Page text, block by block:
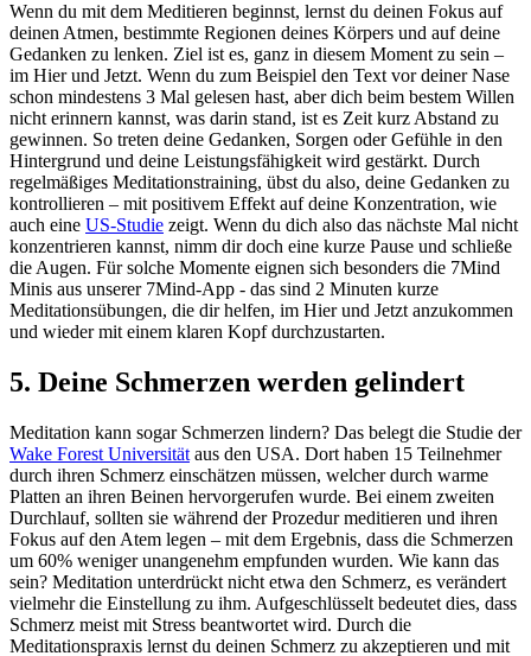
Wenn du mit dem Meditieren beginnst, lernst du deinen Fokus auf
deinen Atmen, bestimmte Regionen deines Körpers und auf deine
Gedanken zu lenken. Ziel ist es, ganz in diesem Moment zu sein –
im Hier und Jetzt. Wenn du zum Beispiel den Text vor deiner Nase
schon mindestens 3 Mal gelesen hast, aber dich beim bestem Willen
nicht erinnern kannst, was darin stand, ist es Zeit kurz Abstand zu
gewinnen. So treten deine Gedanken, Sorgen oder Gefühle in den
Hintergrund und deine Leistungsfähigkeit wird gestärkt. Durch
regelmäßiges Meditationstraining, übst du also, deine Gedanken zu
kontrollieren – mit positivem Effekt auf deine Konzentration, wie
auch eine US-Studie zeigt. Wenn du dich also das nächste Mal nicht
konzentrieren kannst, nimm dir doch eine kurze Pause und schließe
die Augen. Für solche Momente eignen sich besonders die 7Mind
Minis aus unserer 7Mind-App - das sind 2 Minuten kurze
Meditationsübungen, die dir helfen, im Hier und Jetzt anzukommen
und wieder mit einem klaren Kopf durchzustarten.
5. Deine Schmerzen werden gelindert
Meditation kann sogar Schmerzen lindern? Das belegt die Studie der
Wake Forest Universität aus den USA. Dort haben 15 Teilnehmer
durch ihren Schmerz einschätzen müssen, welcher durch warme
Platten an ihren Beinen hervorgerufen wurde. Bei einem zweiten
Durchlauf, sollten sie während der Prozedur meditieren und ihren
Fokus auf den Atem legen – mit dem Ergebnis, dass die Schmerzen
um 60% weniger unangenehm empfunden wurden. Wie kann das
sein? Meditation unterdrückt nicht etwa den Schmerz, es verändert
vielmehr die Einstellung zu ihm. Aufgeschlüsselt bedeutet dies, dass
Schmerz meist mit Stress beantwortet wird. Durch die
Meditationspraxis lernst du deinen Schmerz zu akzeptieren und mit